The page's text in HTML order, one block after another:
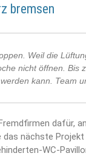
bremsen
Weil die
nicht öffnen. Bis
kann. Team
dafür,
nächste
WC-